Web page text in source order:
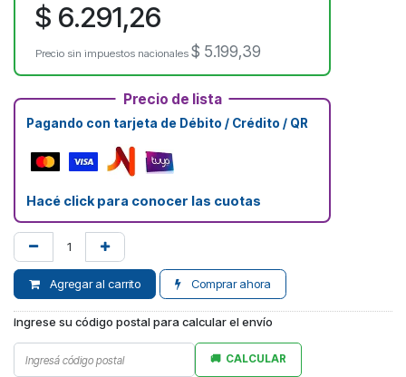
$ 6.291,26
Precio sin impuestos nacionales $ 5.199,39
Precio de lista
Pagando con tarjeta de Débito / Crédito / QR
Hacé click para conocer las cuotas
Agregar al carrito Comprar ahora
Ingrese su código postal para calcular el envío
CALCULAR